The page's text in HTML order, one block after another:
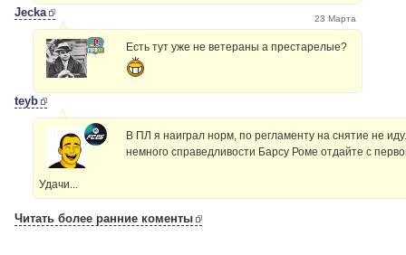
Jecka 23 Марта
Есть тут уже не ветераны а престарелые?
teyb
В ПЛ я наиграл норм, по регламенту на снятие не
немного справедливости Барсу Роме отдайте с
Удачи...
Читать более ранние коменты